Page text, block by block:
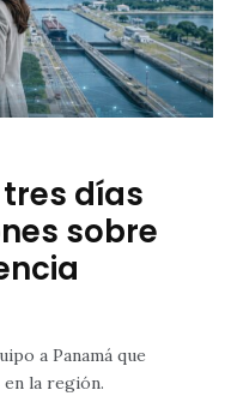
días
sobre
a Panamá que
la región.